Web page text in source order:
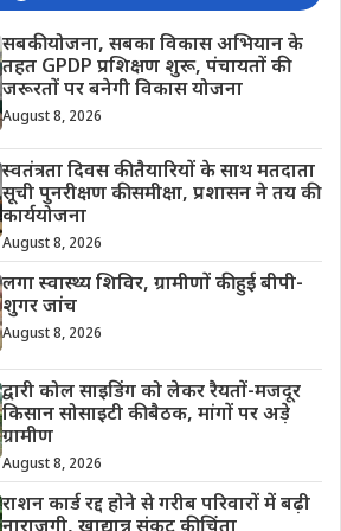
सबकी योजना, सबका विकास अभियान के
तहत GPDP प्रशिक्षण शुरू, पंचायतों की
जरूरतों पर बनेगी विकास योजना
August 8, 2026
स्वतंत्रता दिवस की तैयारियों के साथ मतदाता
सूची पुनरीक्षण की समीक्षा, प्रशासन ने तय की
कार्ययोजना
August 8, 2026
लगा स्वास्थ्य शिविर, ग्रामीणों की हुई बीपी-
शुगर जांच
August 8, 2026
द्वारी कोल साइडिंग को लेकर रैयतों-मजदूर
किसान सोसाइटी की बैठक, मांगों पर अड़े
ग्रामीण
August 8, 2026
राशन कार्ड रद्द होने से गरीब परिवारों में बढ़ी